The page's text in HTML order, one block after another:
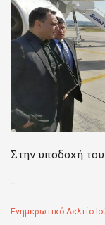
Στην υποδοχή
...
Ενημερωτικό Δελτίο